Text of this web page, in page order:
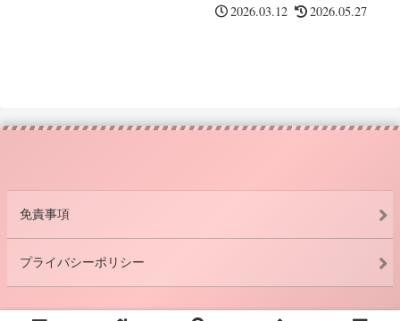
については、法令や行政資料の間で表
2026.03.12 2026.05.27
免責事項
プライバシーポリシー